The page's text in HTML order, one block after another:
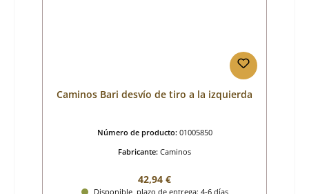
Caminos Bari desvío de tiro a la izquierda
Número de producto: 01005850
Fabricante: Caminos
Precio normal:
42,94 €
Disponible, plazo de entrega: 4-6 días